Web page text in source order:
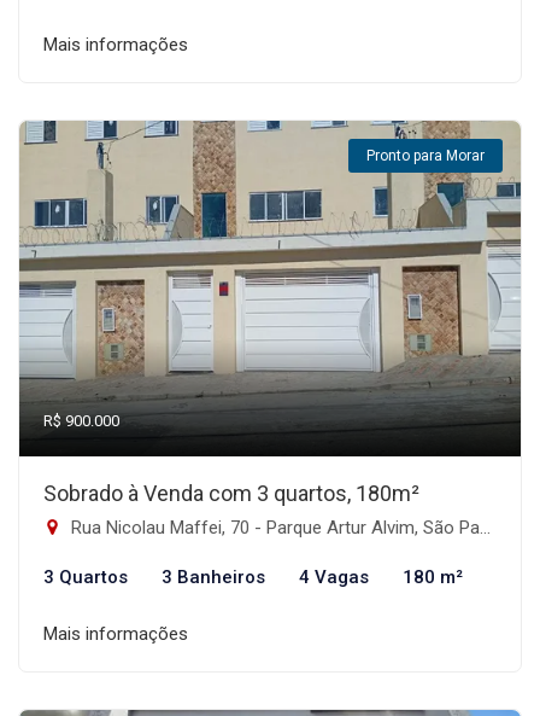
Mais informações
Pronto para Morar
R$ 900.000
Sobrado à Venda com 3 quartos, 180m²
Rua Nicolau Maffei, 70 - Parque Artur Alvim, São Paulo-SP
3 Quartos 3 Banheiros 4 Vagas 180 m²
Mais informações